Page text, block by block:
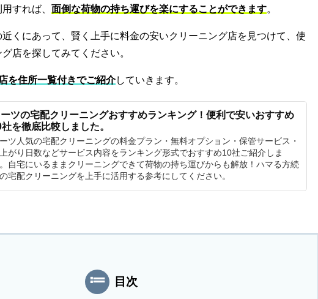
すれば、 面倒な荷物の持ち運びを楽にすることができます。
くにあって、賢く上手に料金の安いクリーニング店を見つけて、使
店を探してみてください。
を住所一覧付きでご紹介していきます。
ーツの宅配クリーニングおすすめランキング！便利で安いおすすめ
社を徹底比較しました。
ツ人気の宅配クリーニングの料金プラン・無料オプション・保管サービス・
がり日数などサービス内容をランキング形式でおすすめ10社ご紹介しま
自宅にいるままクリーニングできて荷物の持ち運びからも解放！ハマる方続
宅配クリーニングを上手に活用する参考にしてください。
目次